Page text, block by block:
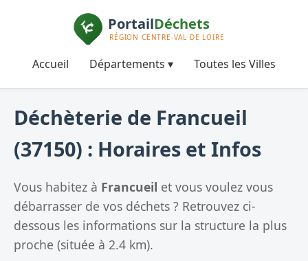
Accueil Départements ▾ Toutes les Villes
Déchèterie de Francueil
(37150) : Horaires et Infos
Vous habitez à Francueil et vous voulez vous
débarrasser de vos déchets ? Retrouvez ci-
dessous les informations sur la structure la plus
proche (située à 2.4 km).